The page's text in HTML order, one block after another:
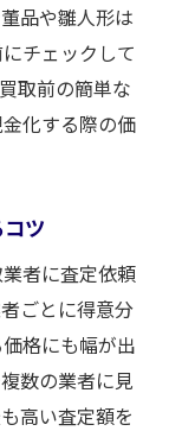
品や雛人形は
チェックして
取前の簡単な
化する際の価
ツ
者に査定依頼
ごとに得意分
格にも幅が出
数の業者に見
高い査定額を